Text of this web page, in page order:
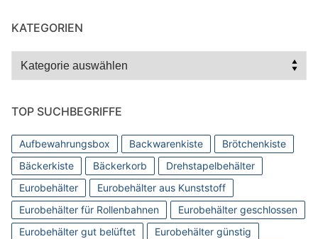
KATEGORIEN
Kategorien
TOP SUCHBEGRIFFE
Aufbewahrungsbox Backwarenkiste
Brötchenkiste
Bäckerkiste
Bäckerkorb
Drehstapelbehälter
Eurobehälter
Eurobehälter aus Kunststoff
Eurobehälter für Rollenbahnen
Eurobehälter geschlossen
Eurobehälter gut belüftet
Eurobehälter günstig